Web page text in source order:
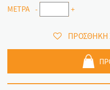
ΜΕΤΡΑ - +
ΠΡΟΣΘΗΚΗ